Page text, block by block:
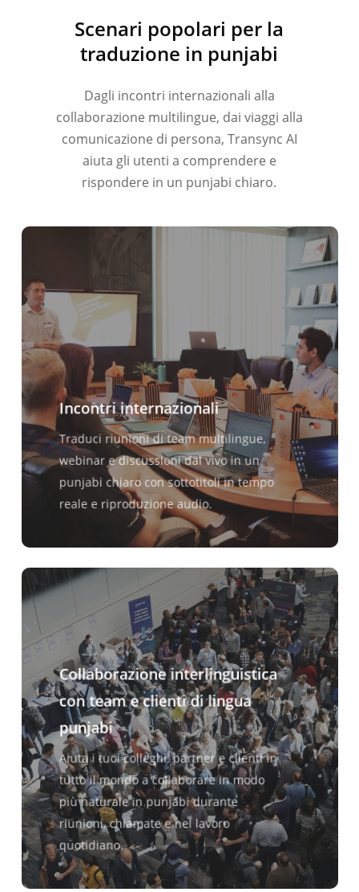
Scenari popolari per la
traduzione in punjabi
Dagli incontri internazionali alla
collaborazione multilingue, dai viaggi alla
comunicazione di persona, Transync AI
aiuta gli utenti a comprendere e
rispondere in un punjabi chiaro.
Incontri internazionali
Traduci riunioni di team multilingue,
webinar e discussioni dal vivo in un
punjabi chiaro con sottotitoli in tempo
reale e riproduzione audio.
Collaborazione interlinguistica
con team e clienti di lingua
punjabi
Aiuta i tuoi colleghi, partner e clienti in
tutto il mondo a collaborare in modo
più naturale in punjabi durante
riunioni, chiamate e nel lavoro
quotidiano.